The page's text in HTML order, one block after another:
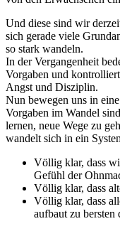
Und diese sind wir
sich gerade viele
so stark wandeln.
In der Vergangenheit
Vorgaben und
Angst und Disziplin.
Nun bewegen uns in
Vorgaben im Wandel
lernen, neue Wege zu
wandelt sich in ein
Völlig klar, dass
Gefühl der
Völlig klar, dass
Völlig klar, dass
aufbaut zu bersten